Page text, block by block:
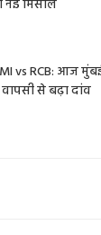
नई मिसाल
vs RCB: आज
से बढ़ा दांव